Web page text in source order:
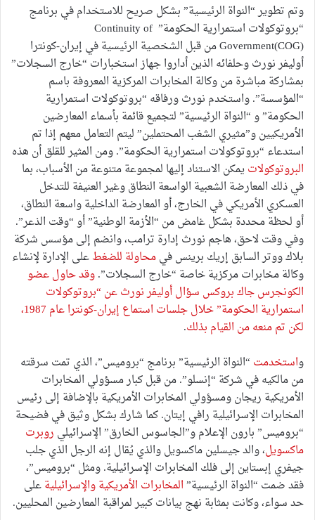
وتم تطوير “النواة الرئيسية” بشكل صريح للاستخدام في برنامج
“بروتوكولات استمرارية الحكومة” Continuity of
Government(COG) من قبل الشخصية الرئيسية في إيران-كونترا
أوليفر نورث وحلفائه الذين أداروا جهاز استخبارات “خارج السجلات”
بمشاركة مباشرة من وكالة المخابرات المركزية المعروفة باسم
“المؤسسة”. واستخدم نورث ورفاقه “بروتوكولات استمرارية
الحكومة” و “النواة الرئيسية” لتجميع قائمة بأسماء المعارضين
الأمريكيين و”مثيري الشغب المحتملين” ليتم التعامل معهم إذا تم
استدعاء “بروتوكولات استمرارية الحكومة”. ومن المثير للقلق أن هذه
البروتوكولاتيمكن الاستناد إليها لمجموعة متنوعة من الأسباب، بما
في ذلك المعارضة الشعبية الواسعة النطاق وغير العنيفة للتدخل
العسكري الأمريكي في الخارج، أو المعارضة الداخلية واسعة النطاق،
أو لحظة محددة بشكل غامض من “الأزمة الوطنية” أو “وقت الذعر”.
وفي وقت لاحق، هاجم نورث إدارة ترامب، وانضم إلى مؤسس شركة
بلاك ووتر السابق إريك برينس فيمحاولة للضغطعلى الإدارة لإنشاء
وكالة مخابرات مركزية خاصة “خارج السجلات”.وقد حاول عضو
الكونجرس جاك بروكس سؤال أوليفر نورث عن “بروتوكولات
استمرارية الحكومة” خلال جلسات استماع إيران-كونترا عام 1987،
لكن تم منعه من القيام بذلك.
واستخدمت “النواة الرئيسية” برنامج “بروميس”، الذي تمت سرقته
من مالكيه في شركة “إنسلو”. من قبل كبار مسؤولي المخابرات
الأمريكية ريجان ومسؤولي المخابرات الأمريكية بالإضافة إلى رئيس
المخابرات الإسرائيلية رافي إيتان. كما شارك بشكل وثيق في فضيحة
“بروميس” بارون الإعلام و”الجاسوس الخارق” الإسرائيلي روبرت
ماكسويل، والد جيسلين ماكسويل والذي يُقال إنه الرجل الذي جلب
جيفري إبستاين إلى فلك المخابرات الإسرائيلية. ومثل “بروميس”،
فقد ضمت “النواة الرئيسية”المخابرات الأمريكية والإسرائيليةعلى
حد سواء، وكانت بمثابة نهج بيانات كبير لمراقبة المعارضين المحليين.